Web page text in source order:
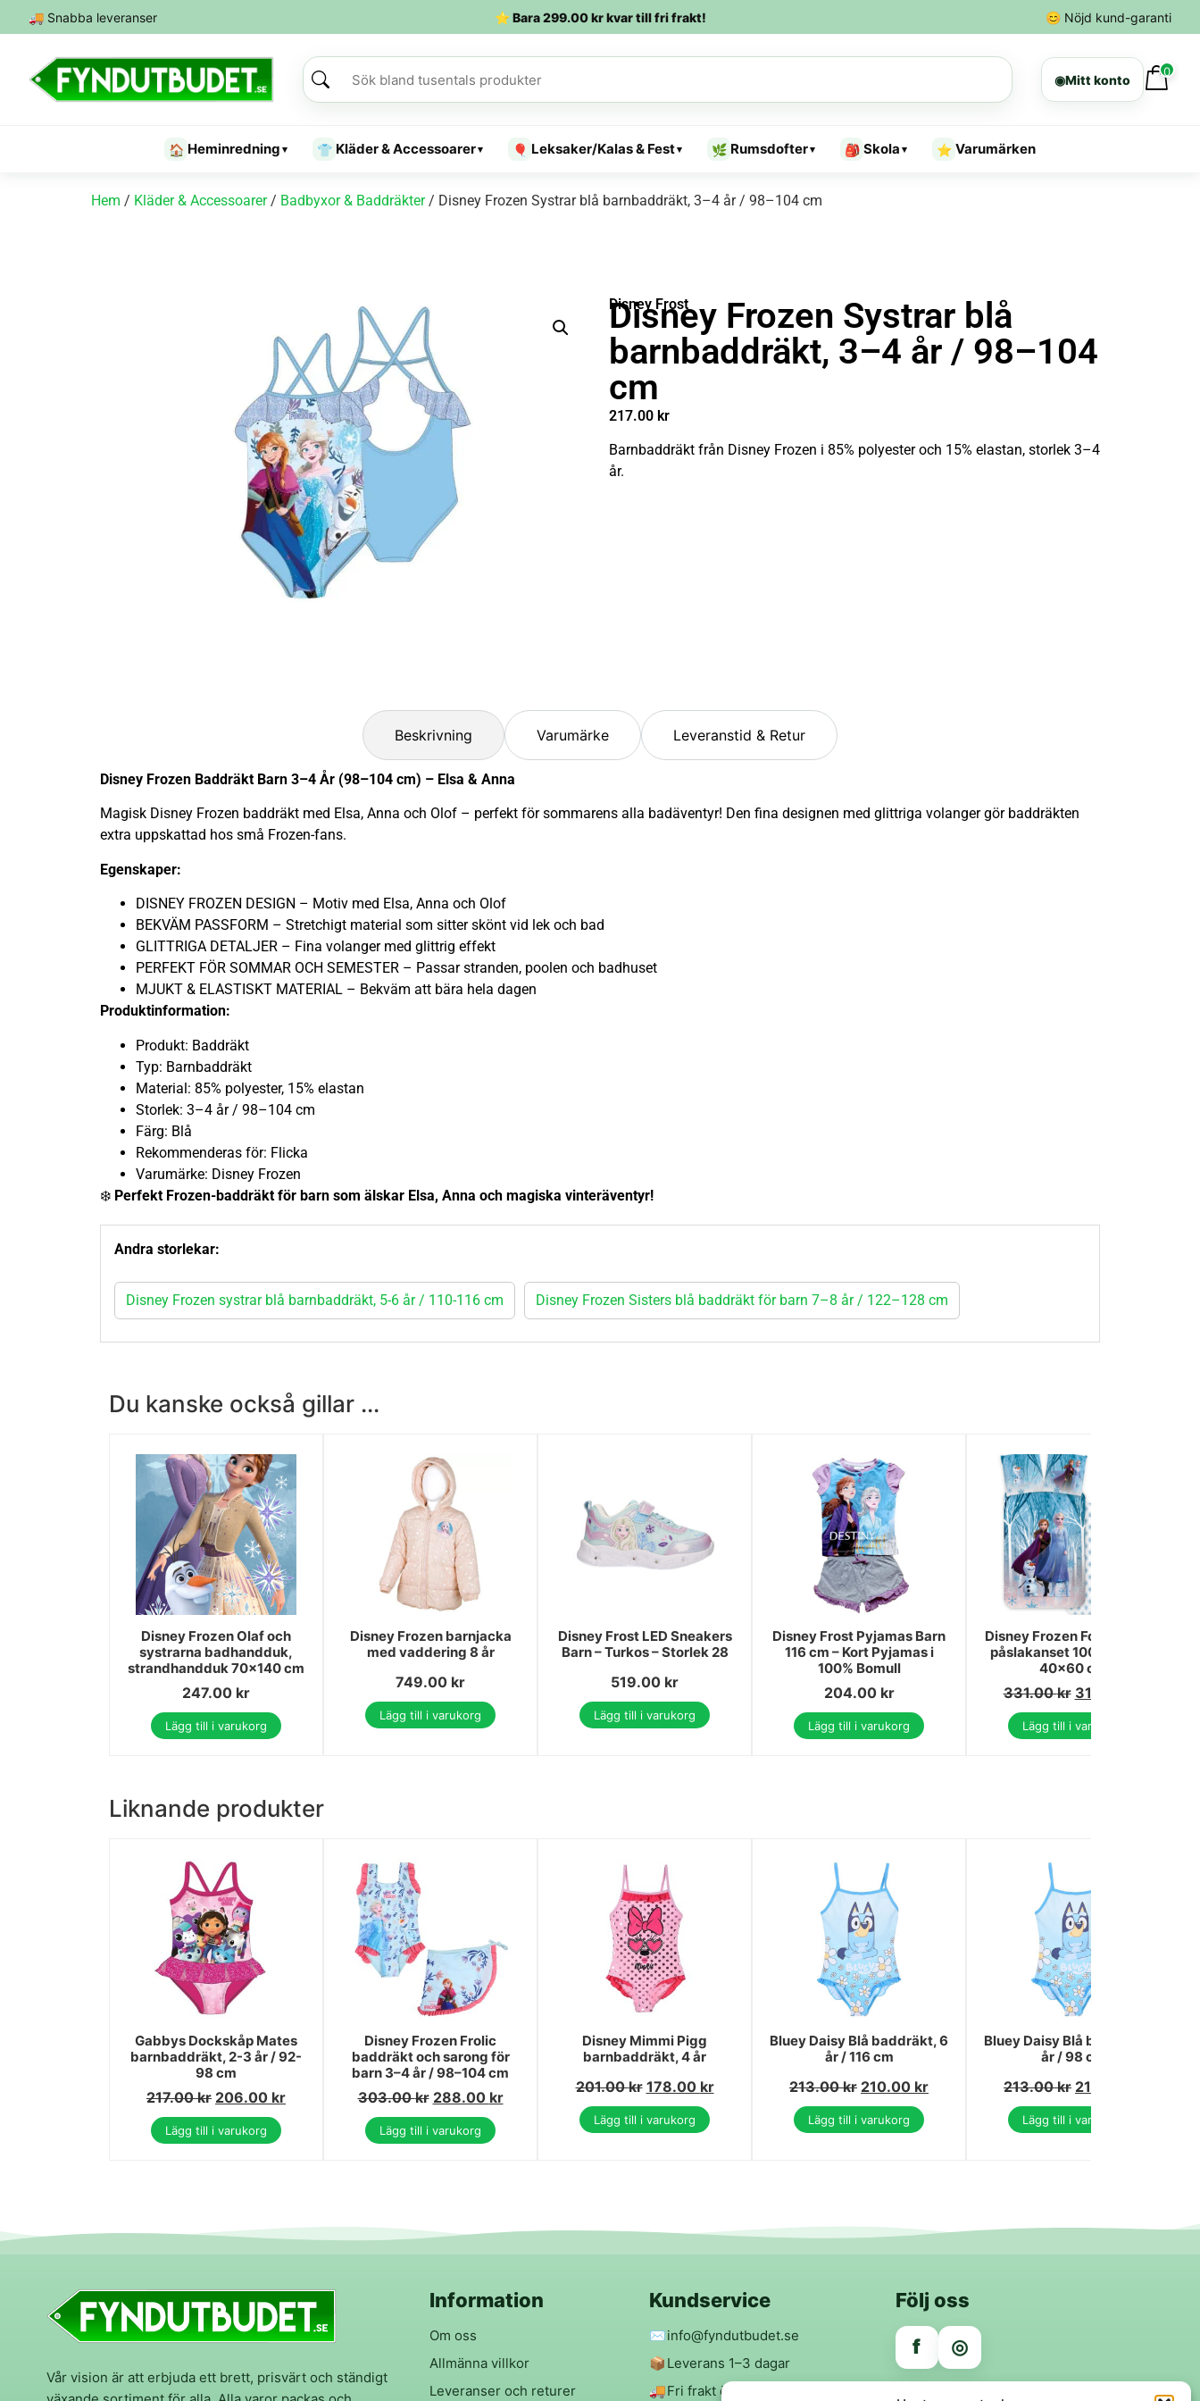
🚚 Snabba leveranser ⭐ Bara299.00krkvar till fri frakt! 😊 Nöjd kund-garanti
◉Mitt konto
0
🏠 Heminredning ▾ 👕 Kläder & Accessoarer▾ 🎈 Leksaker/Kalas & Fest▾ 🌿 Rumsdofter▾ 🎒 Skola ▾ ⭐ Varumärken
Hem / Kläder & Accessoarer/ Badbyxor & Baddräkter/ Disney Frozen Systrar blå barnbaddräkt, 3–4 år / 98–104 cm
Disney Frost
Disney Frozen Systrar blå
barnbaddräkt, 3–4 år / 98–104
cm
217.00 kr
Barnbaddräkt från Disney Frozen i 85% polyester och 15% elastan, storlek 3–4
år.
Beskrivning Varumärke Leveranstid & Retur
Disney Frozen Baddräkt Barn 3–4 År (98–104 cm) – Elsa & Anna
Magisk Disney Frozen baddräkt med Elsa, Anna och Olof – perfekt för sommarens alla badäventyr! Den fina designen med glittriga volanger gör baddräkten
extra uppskattad hos små Frozen-fans.
Egenskaper:
DISNEY FROZEN DESIGN – Motiv med Elsa, Anna och Olof
BEKVÄM PASSFORM – Stretchigt material som sitter skönt vid lek och bad
GLITTRIGA DETALJER – Fina volanger med glittrig effekt
PERFEKT FÖR SOMMAR OCH SEMESTER – Passar stranden, poolen och badhuset
MJUKT & ELASTISKT MATERIAL – Bekväm att bära hela dagen
Produktinformation:
Produkt: Baddräkt
Typ: Barnbaddräkt
Material: 85% polyester, 15% elastan
Storlek: 3–4 år / 98–104 cm
Färg: Blå
Rekommenderas för: Flicka
Varumärke: Disney Frozen
❄️ Perfekt Frozen-baddräkt för barn som älskar Elsa, Anna och magiska vinteräventyr!
Andra storlekar:
Disney Frozen systrar blå barnbaddräkt, 5-6 år / 110-116 cm Disney Frozen Sisters blå baddräkt för barn 7–8 år / 122–128 cm
Du kanske också gillar ...
Disney Frozen Olaf och
systrarna badhandduk,
strandhandduk 70x140 cm
247.00 kr
Lägg till i varukorg
Disney Frozen barnjacka
med vaddering 8 år
749.00 kr
Lägg till i varukorg
Disney Frost LED Sneakers
Barn – Turkos – Storlek 28
519.00 kr
Lägg till i varukorg
Disney Frost Pyjamas Barn
116 cm – Kort Pyjamas i
100% Bomull
204.00 kr
Lägg till i varukorg
Disney Frozen Forest barns
påslakanset 100x135 cm,
40x60 cm
331.00kr 314.00
Lägg till i varukorg
Liknande produkter
Gabbys Dockskåp Mates
barnbaddräkt, 2-3 år / 92-
98 cm
217.00kr 206.00 kr
Lägg till i varukorg
Disney Frozen Frolic
baddräkt och sarong för
barn 3–4 år / 98–104 cm
303.00kr 288.00 kr
Lägg till i varukorg
Disney Mimmi Pigg
barnbaddräkt, 4 år
201.00kr 178.00 kr
Lägg till i varukorg
Bluey Daisy Blå baddräkt, 6
år / 116 cm
213.00kr 210.00 kr
Lägg till i varukorg
Bluey Daisy Blå baddräkt, 3
år / 98 cm
213.00kr 210.00
Lägg till i varukorg
Vår vision är att erbjuda ett brett, prisvärt och ständigt
Information
Om oss
Allmänna villkor
Leveranser och returer
Kundservice
✉️info@fyndutbudet.se
📦 Leverans 1–3 dagar
🚚Fri frakt över 299 kr
Följ oss
f ◎